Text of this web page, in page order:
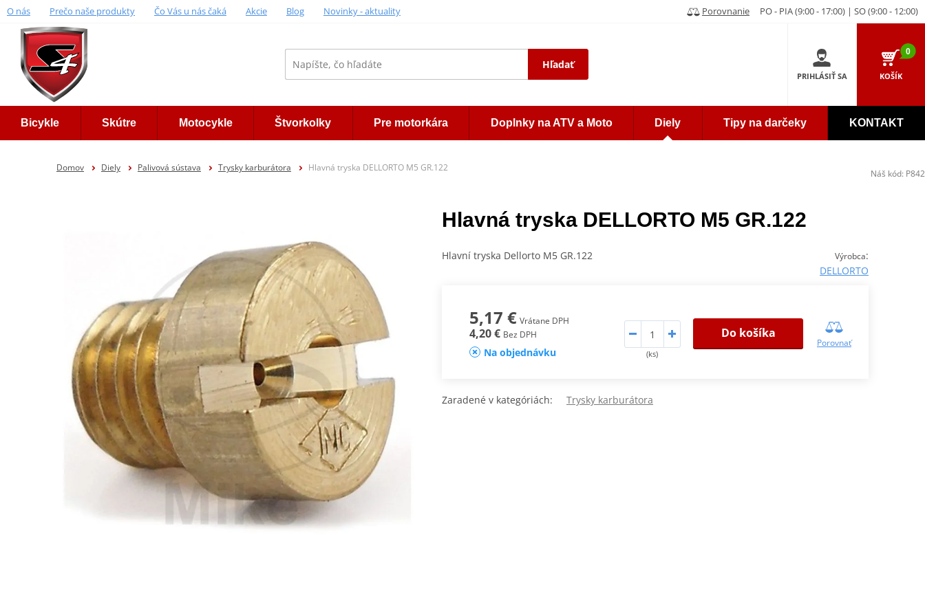
O nás Prečo naše produkty Čo Vás u nás čaká Akcie Blog Novinky - aktuality Porovnanie PO - PIA (9:00 - 17:00) | SO (9:00 - 12:00)
Hľadať
PRIHLÁSIŤ SA
0
KOŠÍK
Bicykle Skútre Motocykle Štvorkolky Pre motorkára Doplnky na ATV a Moto Diely Tipy na darčeky KONTAKT
Domov Diely Palivová sústava Trysky karburátora Hlavná tryska DELLORTO M5 GR.122
Hlavná tryska DELLORTO M5 GR.122
Výrobca:
DELLORTO
Hlavní tryska Dellorto M5 GR.122
5,17 € Vrátane DPH
4,20 € Bez DPH
Na objednávku (ks)
Do košíka
Porovnať
Zaradené v kategóriách: Trysky karburátora
Náš kód: P842